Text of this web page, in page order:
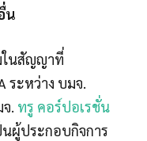
น
ในสัญญาที่
ระหว่าง บมจ.
. ทรู คอร์ปอเรชั่น
ผู้ประกอบกิจการ